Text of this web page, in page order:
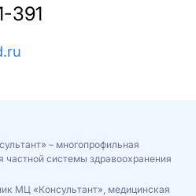
391
– многопрофильная
частной системы здравоохранения
МЦ «Консультант», медицинская